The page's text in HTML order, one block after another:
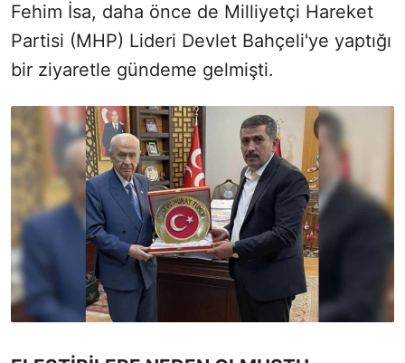
Fehim İsa, daha önce de Milliyetçi Hareket
Partisi (MHP) Lideri Devlet Bahçeli'ye yaptığı
bir ziyaretle gündeme gelmişti.